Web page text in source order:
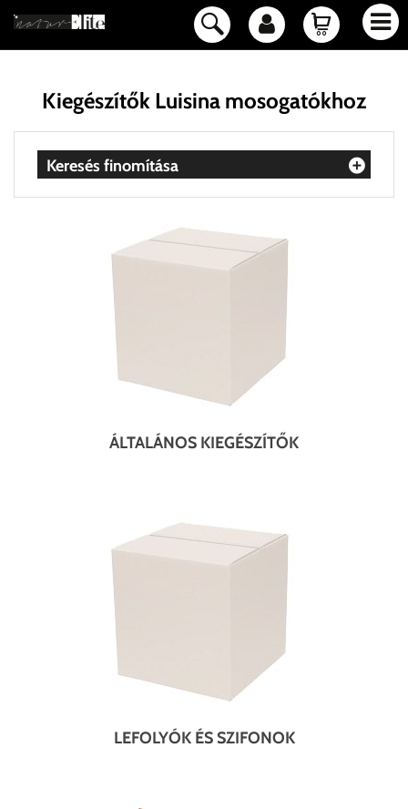
Kiegészítők Luisina mosogatókhoz
Keresés finomítása
ÁLTALÁNOS KIEGÉSZÍTŐK
LEFOLYÓK ÉS SZIFONOK